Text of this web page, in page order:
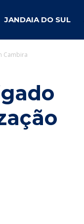
JANDAIA DO SUL
Cambira